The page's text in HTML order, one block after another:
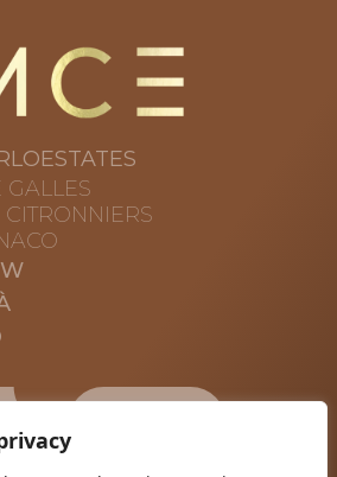
GALLES